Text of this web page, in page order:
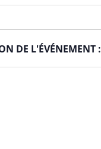
DE L'ÉVÉNEMENT :